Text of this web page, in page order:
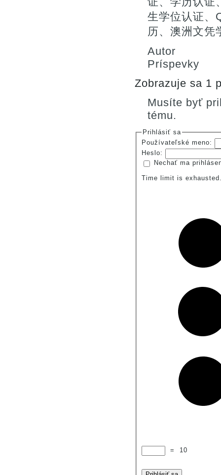
生学位认证、
历、澳洲文凭
Autor
Príspevky
Zobrazuje sa 1
Musíte byť
tému.
Prihlásiť sa
Používateľské meno:
Heslo:
Nechať ma
Time limit is
= 10